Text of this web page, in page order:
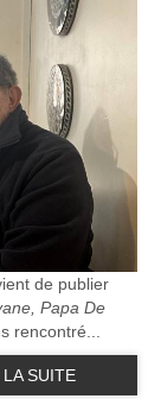
de publier
Papa De
rencontré...
LA SUITE